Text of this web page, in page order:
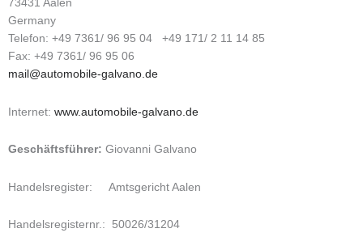
Germany
Telefon: +49 7361/ 96 95 04 +49 171/ 2 11 14 85
Fax: +49 7361/ 96 95 06
mail@automobile-galvano.de
Internet: www.automobile-galvano.de
Geschäftsführer: Giovanni Galvano
Handelsregister: Amtsgericht Aalen
Handelsregisternr.: 50026/31204